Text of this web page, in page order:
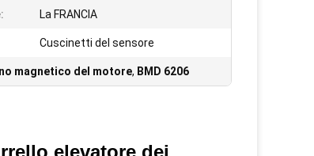
La FRANCIA
Cuscinetti del sensore
magnetico del motore, BMD 6206
elevatore dei